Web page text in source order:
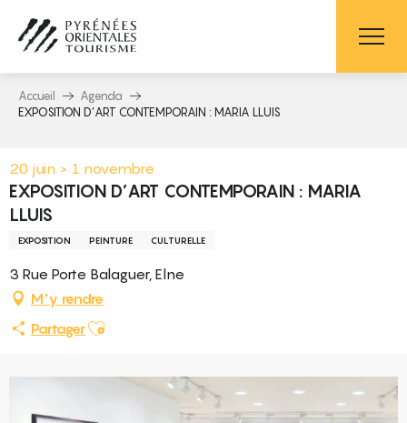
contenu
principal
Accueil
Agenda
EXPOSITION D’ART CONTEMPORAIN : MARIA LLUIS
20 juin > 1 novembre
EXPOSITION D’ART CONTEMPORAIN : MARIA
LLUIS
EXPOSITION PEINTURE CULTURELLE
3 Rue Porte Balaguer, Elne
M'y rendre
PartagerAjouter aux favoris